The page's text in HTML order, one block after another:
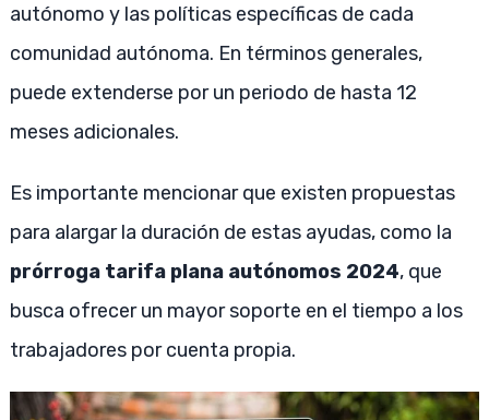
autónomo y las políticas específicas de cada
comunidad autónoma. En términos generales,
puede extenderse por un periodo de hasta 12
meses adicionales.
Es importante mencionar que existen propuestas
para alargar la duración de estas ayudas, como la
prórroga tarifa plana autónomos 2024, que
busca ofrecer un mayor soporte en el tiempo a los
trabajadores por cuenta propia.